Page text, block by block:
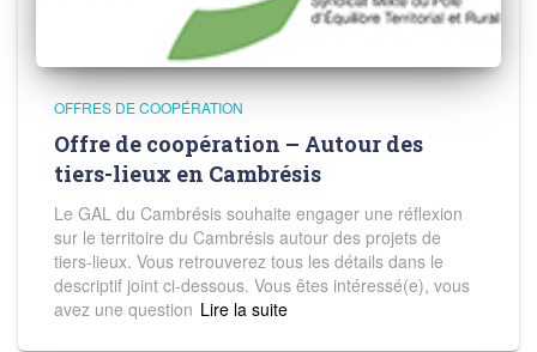
OFFRES DE COOPÉRATION
Offre de coopération – Autour des
tiers-lieux en Cambrésis
Le GAL du Cambrésis souhaite engager une réflexion
sur le territoire du Cambrésis autour des projets de
tiers-lieux. Vous retrouverez tous les détails dans le
descriptif joint ci-dessous. Vous êtes intéressé(e), vous
avez une question Read more